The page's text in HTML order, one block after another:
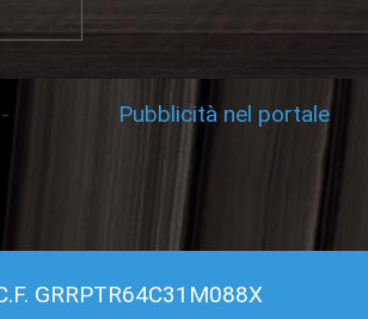
-
Pubblicità nel portale
GRRPTR64C31M088X